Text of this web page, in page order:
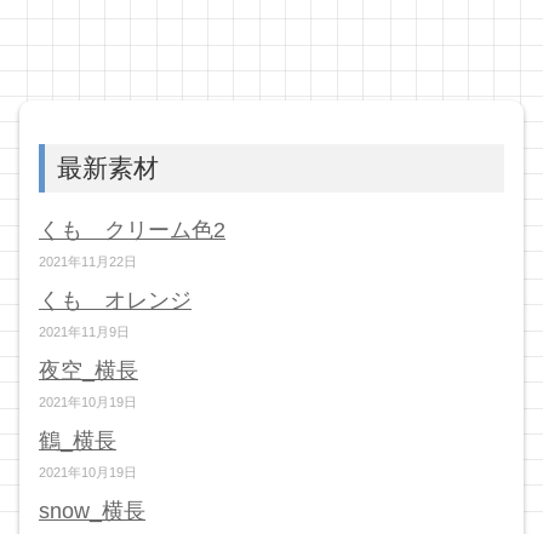
最新素材
くも クリーム色2
2021年11月22日
くも オレンジ
2021年11月9日
夜空_横長
2021年10月19日
鶴_横長
2021年10月19日
snow_横長